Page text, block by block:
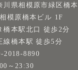
川県相模原市緑区橋
模原橋本ビル 1F
橋本駅北口 徒歩2分
線橋本駅 徒歩5分
2018-8890
～23:30